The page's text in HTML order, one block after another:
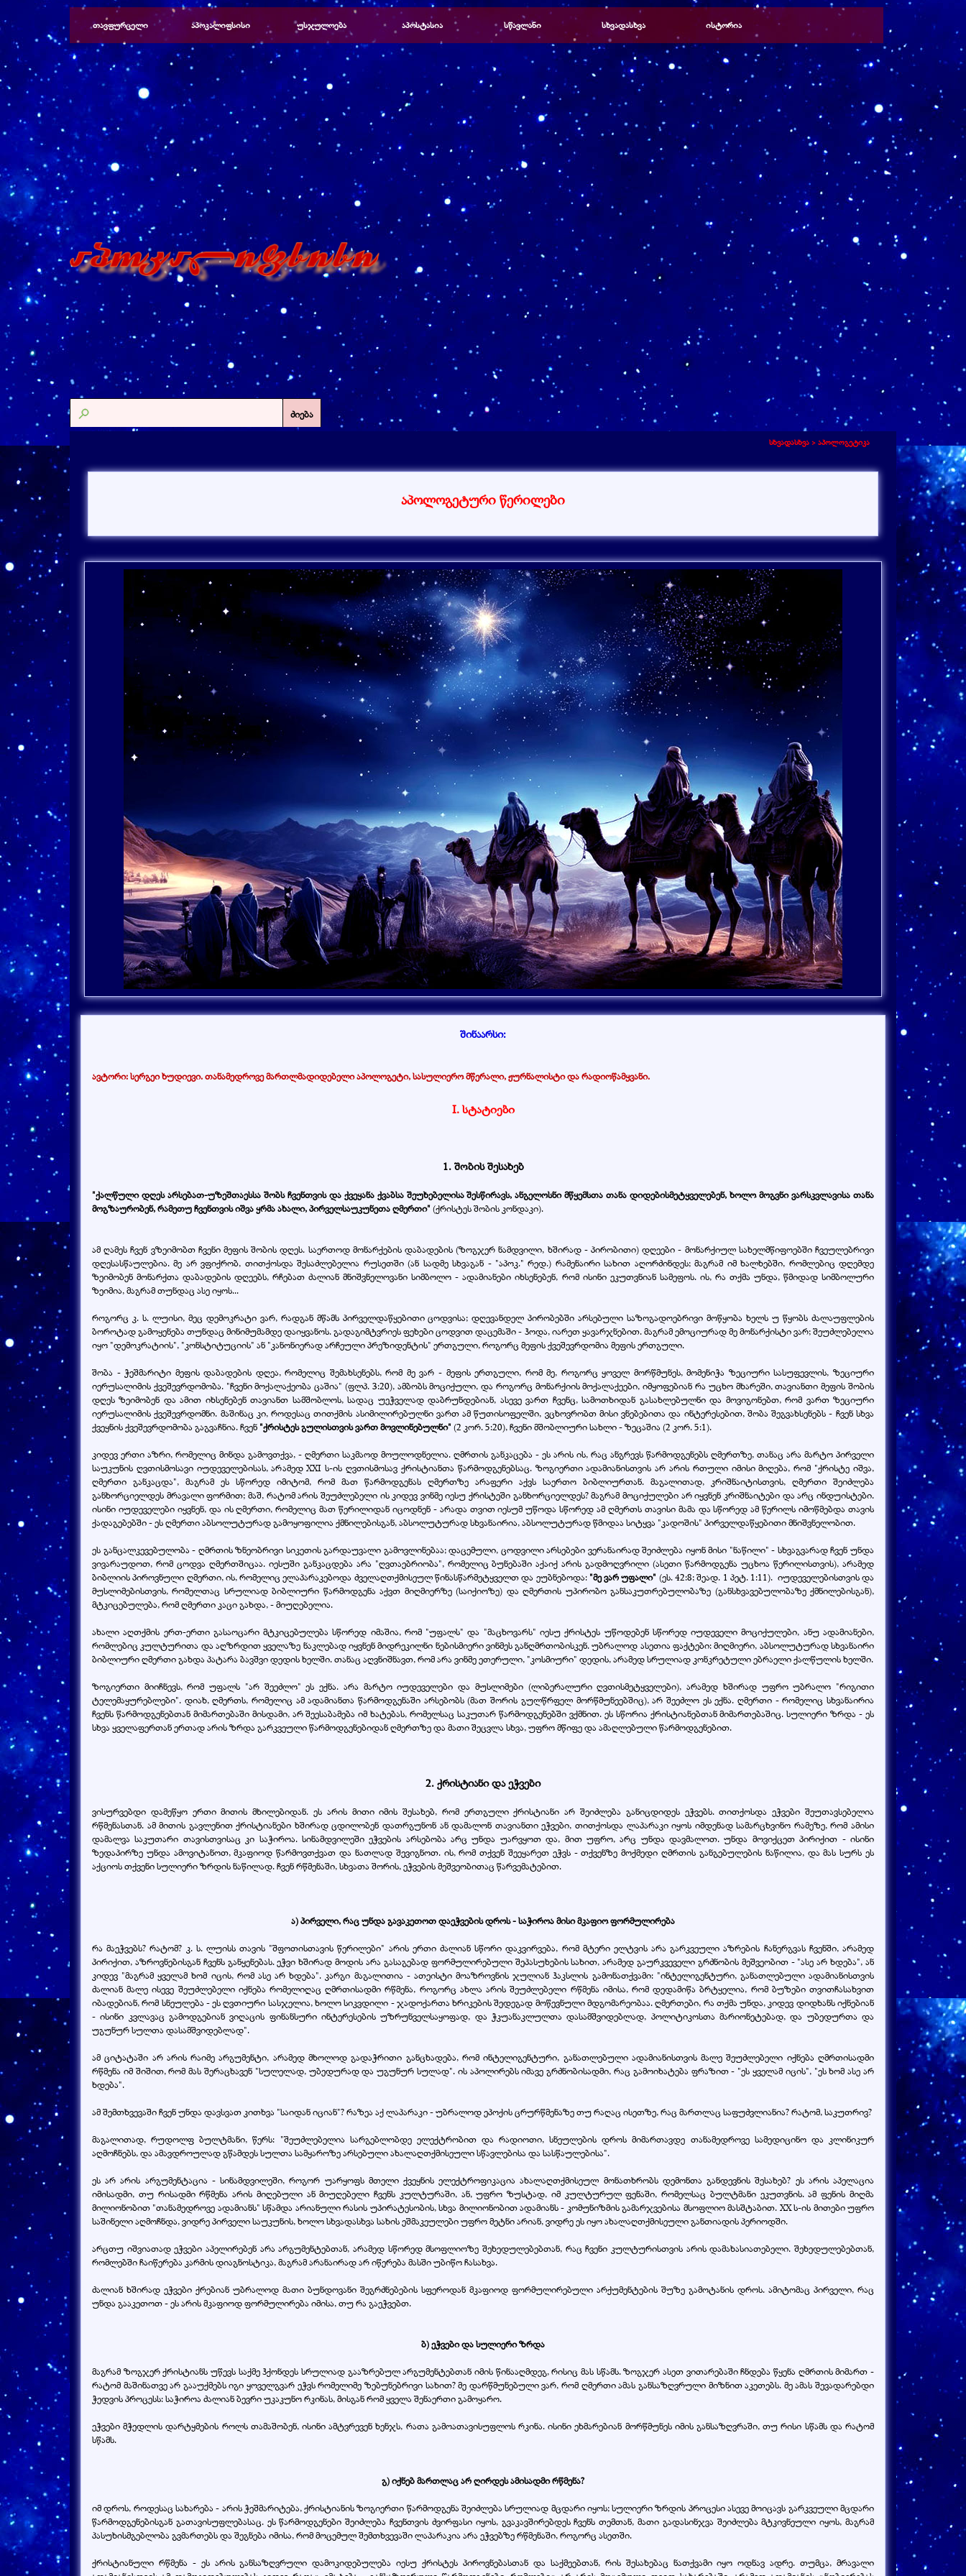
Перейти к контенту
Пропустить меню
თავფურცელი აპოკალიფსისი ▼
უსჯულოება ▼
აპოსტასია ▼
სწავლანი ▼
სხვადასხვა ▼
ისტორია ▼
ძიება
სხვადასხვა > აპოლოგეტიკა
აპოლოგეტური წერილები
შინაარსი:
ავტორი: სერგეი ხუდიევი. თანამედროვე მართლმადიდებელი აპოლოგეტი, სასულიერო მწერალი, ჟურნალისტი და რადიოწამყვანი.
I.სტატიები
1. შობის შესახებ
"ქალწული დღეს არსებათ-უზეშთაესსა შობს ჩვენთვის და ქვეყანა ქვაბსა შეუხებელისა შესწირავს, ანგელოსნი მწყემსთა თანა დიდებისმეტყველებენ, ხოლო მოგვნი ვარსკვლავისა თანა
მოგზაურობენ, რამეთუ ჩვენთვის იშვა ყრმა ახალი, პირველსაუკუნეთა ღმერთი" (ქრისტეს შობის კონდაკი).
ამ ღამეს ჩვენ ვზეიმობთ ჩვენი მეფის შობის დღეს. საერთოდ მონარქების დაბადების (ზოგჯერ ნამდვილი, ხშირად - პირობითი) დღეები - მონარქიულ სახელმწიფოებში ჩვეულებრივი
დღესასწაულებია. მე არ ვფიქრობ, თითქოსდა შესაძლებელია რუსეთში (ან სადმე სხვაგან - "აპოკ." რედ.) რამენაირი სახით აღორძინდეს; მაგრამ იმ ხალხებში, რომლებიც დღემდე
ზეიმობენ მონარქთა დაბადების დღეებს, რჩებათ ძალიან მნიშვნელოვანი სიმბოლო - ადამიანები იხსენებენ, რომ ისინი ეკუთვნიან სამეფოს. ის, რა თქმა უნდა, წმიდად სიმბოლური
ზეიმია, მაგრამ თუნდაც ასე იყოს...
როგორც კ. ს. ლუისი, მეც დემოკრატი ვარ, რადგან მწამს პირველდაწყებითი ცოდვისა; დღევანდელ პირობებში არსებული საზოგადოებრივი მოწყობა ხელს უ წყობს ძალაუფლების
ბოროტად გამოყენება თუნდაც მინიმუმამდე დაიყვანოს. გადაგიმტვრიეს ფეხები ცოდვით დაცემაში - ჰოდა, იარეთ ყავარჯნებით. მაგრამ ემოციურად მე მონარქისტი ვარ; შეუძლებელია
იყო "დემოკრატიის", "კონსტიტუციის" ან "კანონიერად არჩეული პრეზიდენტის" ერთგული, როგორც მეფის ქვეშევრდომია მეფის ერთგული.
შობა - ჭეშმარიტი მეფის დაბადების დღეა, რომელიც შემახსენებს, რომ მე ვარ - მეფის ერთგული, რომ მე, როგორც ყოველ მორწმუნეს, მომენიჭა ზეციური სასუფევლის, ზეციური
იერუსალიმის ქვეშევრდომობა. "ჩვენი მოქალაქეობა ცაშია" (ფლპ. 3:20), ამბობს მოციქული, და როგორც მონარქიის მოქალაქეები, იმყოფებიან რა უცხო მხარეში, თავიანთი მეფის შობის
დღეს ზეიმობენ და ამით იხსენებენ თავიანთ სამშობლოს, სადაც უეჭველად დაბრუნდებიან, ასევე ვართ ჩვენც, სამოთხიდან გასახლებულნი და მოვიგონებთ, რომ ვართ ზეციური
იერუსალიმის ქვეშევრდომნი. მაშინაც კი, როდესაც თითქმის ასიმილირებულნი ვართ ამ წუთისოფელში, ვცხოვრობთ მისი ვნებებითა და ინტერესებით, შობა შეგვახსენებს - ჩვენ სხვა
ქვეყნის ქვეშევრდომობა გაგვაჩნია. ჩვენ "ქრისტეს გულისთვის ვართ მოვლინებულნი" (2 კორ. 5:20), ჩვენი მშობლიური სახლი - ზეცაშია (2 კორ. 5:1).
კიდევ ერთი აზრი, რომელიც მინდა გამოვთქვა, - ღმერთი საკმაოდ მოულოდნელია. ღმრთის განკაცება - ეს არის ის, რაც ანგრევს წარმოდგენებს ღმერთზე, თანაც არა მარტო პირველი
საუკუნის ღვთისმოსავი იუდეველებისას, არამედ XXI ს-ის ღვთისმოსავ ქრისტიანთა წარმოდგენებსაც. ზოგიერთი ადამიანისთვის არ არის რთული იმისი მიღება, რომ "ქრისტე იშვა,
ღმერთი განკაცდა", მაგრამ ეს სწორედ იმიტომ, რომ მათ წარმოდგენას ღმერთზე არაფერი აქვს საერთო ბიბლიურთან. მაგალითად, კრიშნაიტისთვის, ღმერთი შეიძლება
განხორციელდეს მრავალი ფორმით; მაშ, რატომ არის შეუძლებელი ის კიდევ ვინმე იესუ ქრისტეში განხორციელდეს? მაგრამ მოციქულები არ იყვნენ კრიშნაიტები და არც ინდუისტები.
ისინი იუდეველები იყვნენ, და ის ღმერთი, რომელიც მათ წერილიდან იცოდნენ - არადა თვით იესუმ უწოდა სწორედ ამ ღმერთს თავისი მამა და სწორედ ამ წერილს იმოწმებდა თავის
ქადაგებებში - ეს ღმერთი აბსოლუტურად გამოყოფილია ქმნილებისგან, აბსოლუტურად სხვანაირია, აბსოლუტურად წმიდაა სიტყვა "კადოშის" პირველდაწყებითი მნიშვნელობით.
ეს განცალკევებულობა - ღმრთის ზნეობრივი სიკეთის გარდაუვალი გამოვლინებაა; დაცემული, ცოდვილი არსებები ვერანაირად შეიძლება იყონ მისი "ნაწილი" - სხვაგვარად ჩვენ უნდა
ვივარაუდოთ, რომ ცოდვა ღმერთშიცაა. იესუში განკაცდება არა "ღვთაებრიობა", რომელიც ბუნებაში აქაიქ არის გადმოღვრილი (ასეთი წარმოდგენა უცხოა წერილისთვის), არამედ
ბიბლიის პიროვნული ღმერთი, ის, რომელიც ელაპარაკებოდა ძველაღთქმისეულ წინასწარმეტყველთ და ეუბნებოდა: "მე ვარ უფალი" (ეს. 42:8; შეად. 1 პეტ. 1:11). იუდეველებისთვის და
მუსლიმებისთვის, რომელთაც სრულიად ბიბლიური წარმოდგენა აქვთ მიღმიერზე (საიქიოზე) და ღმერთის უპირობო განსაკუთრებულობაზე (განსხვავებულობაზე ქმნილებისგან),
მტკიცებულება, რომ ღმერთი კაცი გახდა, - მიუღებელია.
ახალი აღთქმის ერთ-ერთი გასაოცარი მტკიცებულება სწორედ იმაშია, რომ "უფალს" და "მაცხოვარს" იესუ ქრისტეს უწოდებენ სწორედ იუდეველი მოციქულები, ანუ ადამიანები,
რომლებიც კულტურითა და აღზრდით ყველაზე ნაკლებად იყვნენ მიდრეკილნი ნებისმიერი ვინმეს განღმრთობისკენ. უბრალოდ ასეთია ფაქტები: მიღმიერი, აბსოლუტურად სხვანაირი
ბიბლიური ღმერთი გახდა პატარა ბავშვი დედის ხელში. თანაც აღვნიშნავთ, რომ არა ვინმე ეთერული, "კოსმიური" დედის, არამედ სრულიად კონკრეტული ებრაელი ქალწულის ხელში.
ზოგიერთი მიიჩნევს, რომ უფალს "არ შეეძლო" ეს ექნა. არა მარტო იუდეველები და მუსლიმები (ლიბერალური ღვთისმეტყველები), არამედ ხშირად უფრო უბრალო "რიგითი
ტელემაყურებლები". დიახ, ღმერთს, რომელიც ამ ადამიანთა წარმოდგენაში არსებობს (მათ შორის გულწრფელ მორწმუნეებშიც), არ შეეძლო ეს ექნა. ღმერთი - რომელიც სხვანაირია
ჩვენს წარმოდგენებთან მიმართებაში მისდამი, არ შეესაბამება იმ ხატებას, რომელსაც საკუთარ წარმოდგენებში ვქმნით. ეს სწორია ქრისტიანებთან მიმართებაშიც. სულიერი ზრდა - ეს
სხვა ყველაფერთან ერთად არის ზრდა გარკვეული წარმოდგენებიდან ღმერთზე და მათი შეცვლა სხვა, უფრო მწიფე და ამაღლებული წარმოდგენებით.
2. ქრისტიანი და ეჭვები
ვისურვებდი დამეწყო ერთი მითის მხილებიდან. ეს არის მითი იმის შესახებ, რომ ერთგული ქრისტიანი არ შეიძლება განიცდიდეს ეჭვებს. თითქოსდა ეჭვები შეუთავსებელია
რწმენასთან. ამ მითის გავლენით ქრისტიანები ხშირად ცდილობენ დათრგუნონ ან დამალონ თავიანთი ეჭვები, თითქოსდა ლაპარაკი იყოს იმდენად სამარცხვინო რამეზე, რომ ამისი
დამალვა საკუთარი თავისთვისაც კი საჭიროა. სინამდვილეში ეჭვების არსებობა არც უნდა უარვყოთ და, მით უფრო, არც უნდა დავმალოთ. უნდა მოვიქცეთ პირიქით - ისინი
ზედაპირზე უნდა ამოვიტანოთ, მკაფიოდ წარმოვთქვათ და ნათლად შევიგნოთ. ის, რომ თქვენ შეეყარეთ ეჭვს - თქვენზე მოქმედი ღმრთის განგებულების ნაწილია, და მას სურს ეს
აქციოს თქვენი სულიერი ზრდის ნაწილად. ჩვენ რწმენაში, სხვათა შორის, ეჭვების მეშვეობითაც წარვემატებით.
ა) პირველი, რაც უნდა გავაკეთოთ დაეჭვების დროს - საჭიროა მისი მკაფიო ფორმულირება
რა მაეჭვებს? რატომ? კ. ს. ლუისს თავის "შფოთისთავის წერილები" არის ერთი ძალიან სწორი დაკვირვება, რომ მტერი ელტვის არა გარკვეული აზრების ჩანერგვას ჩვენში, არამედ
პირიქით, აზროვნებისგან ჩვენს განყენებას. ეჭვი ხშირად მოდის არა გასაგებად ფორმულირებული შეპასუხების სახით, არამედ გაურკვეველი გრძნობის მეშვეობით - "ასე არ ხდება", ან
კიდევ "მაგრამ ყველამ ხომ იცის, რომ ასე არ ხდება". კარგი მაგალითია - ათეისტი მოაზროვნის ჯულიან ჰაკსლის გამონათქვამი: "ინტელიგენტური, განათლებული ადამიანისთვის
ძალიან მალე ისევე შეუძლებელი იქნება რომელიღაც ღმრთისადმი რწმენა, როგორც ახლა არის შეუძლებელი რწმენა იმისა, რომ დედამიწა ბრტყელია, რომ ბუზები თვითჩასახვით
იბადებიან, რომ სნეულება - ეს ღვთიური სასჯელია, ხოლო სიკვდილი - ჯადოქართა ხრიკების შედეგად მოწევნული მდგომარეობაა. ღმერთები, რა თქმა უნდა, კიდევ დიდხანს იქნებიან
- ისინი კვლავაც გამოდგებიან ვიღაცის ფინანსური ინტერესების უზრუნველსაყოფად, და ჭკუანაკლულთა დასამშვიდებლად, პოლიტიკოსთა მარიონეტებად, და უბედურთა და
უგუნურ სულთა დასამშვიდებლად".
ამ ციტატაში არ არის რაიმე არგუმენტი, არამედ მხოლოდ გადაჭრითი განცხადება, რომ ინტელიგენტური, განათლებული ადამიანისთვის მალე შეუძლებელი იქნება ღმრთისადმი
რწმენა იმ შიშით, რომ მას შერაცხავენ "სულელად, უბედურად და უგუნურ სულად". ის აპოლირებს იმავე გრძნობისადმი, რაც გამოიხატება ფრაზით - "ეს ყველამ იცის", "ეს ხომ ასე არ
ხდება".
ამ შემთხვევაში ჩვენ უნდა დავსვათ კითხვა "საიდან იციან"? რაზეა აქ ლაპარაკი - უბრალოდ ეპოქის ცრურწმენაზე თუ რაღაც ისეთზე, რაც მართლაც საფუძვლიანია? რატომ, საკუთრივ?
მაგალითად, რუდოლფ ბულტმანი, წერს: "შეუძლებელია სარგებლობდე ელექტრობით და რადიოთი, სნეულების დროს მიმართავდე თანამედროვე სამედიცინო და კლინიკურ
აღმოჩნებს, და ამავდროულად გწამდეს სულთა სამყაროზე არსებული ახალაღთქმისეული სწავლებისა და სასწაულებისა".
ეს არ არის არგუმენტაცია - სინამდვილეში, როგორ უარყოფს მთელი ქვეყნის ელექტროფიკაცია ახალაღთქმისეულ მონათხრობს დემონთა განდევნის შესახებ? ეს არის აპელაცია
იმისადმი, თუ რისადმი რწმენა არის მიღებული ან მიუღებელი ჩვენს კულტურაში, ან, უფრო ზუსტად, იმ კულტურულ ფენაში, რომელსაც ბულტმანი ეკუთვნის. ამ ფენის მიღმა
მილიონობით "თანამედროვე ადამიანს" სწამდა არიანული რასის უპირატესობის, სხვა მილიონობით ადამიანს - კომუნიზმის გამარჯვებისა მსოფლიო მასშტაბით. XX ს-ის მითები უფრო
საშინელი აღმოჩნდა, ვიდრე პირველი საუკუნის, ხოლო სხვადასხვა სახის ეშმაკეულები უფრო მეტნი არიან, ვიდრე ეს იყო ახალაღთქმისეული განთიადის პერიოდში.
არცთუ იშვიათად ეჭვები აპელირებენ არა არგუმენტებთან, არამედ სწორედ მსოფლიოზე შეხედულებებთან, რაც ჩვენი კულტურისთვის არის დამახასიათებელი. შეხედულებებთან,
რომლებში ჩაიწერება კარმის დიაგნოსტიკა, მაგრამ არანაირად არ იწერება მასში უბიწო ჩასახვა.
ძალიან ხშირად ეჭვები ქრებიან უბრალოდ მათი ბუნდოვანი შეგრძნებების სფეროდან მკაფიოდ ფორმულირებული არქუმენტების შუზე გამოტანის დროს. ამიტომაც პირველი, რაც
უნდა გააკეთოთ - ეს არის მკაფიოდ ფორმულირება იმისა, თუ რა გაეჭვებთ.
ბ) ეჭვები და სულიერი ზრდა
მაგრამ ზოგჯერ ქრისტიანს უწევს საქმე ჰქონდეს სრულიად გააზრებულ არგუმენტებთან იმის წინააღმდეგ, რისიც მას სწამს. ზოგჯერ ასეთ ვითარებაში ჩნდება წყენა ღმრთის მიმართ -
რატომ მაშინათვე არ გააუქმებს იგი ყოველგვარ ეჭვს რომელიმე ზებუნებრივი სახით? მე დარწმუნებული ვარ, რომ ღმერთი ამას განსაზღვრული მიზნით აკეთებს. მე ამას შევადარებდი
ჭედვის პროცესს: საჭიროა ძალიან ბევრი უკაკუნო რკინას, მისგან რომ ყველა შენაერთი გამოყარო.
ეჭვები მჭედლის დარტყმების როლს თამაშობენ, ისინი ამტვრევენ ხენჯს, რათა გამოათავისუფლოს რკინა. ისინი ეხმარებიან მორწმუნეს იმის განსაზღვრაში, თუ რისი სწამს და რატომ
სწამს.
გ) იქნებ მართლაც არ ღირდეს ამისადმი რწმენა?
იმ დროს, როდესაც სახარება - არის ჭეშმარიტება, ქრისტიანის ზოგიერთი წარმოდგენა შეიძლება სრულიად მცდარი იყოს; სულიერი ზრდის პროცესი ასევე მოიცავს გარკვეული მცდარი
წარმოდგენებისგან გათავისუფლებასაც. ეს წარმოდგენები შეიძლება ჩვენთვის ძვირფასი იყოს, გვაკავშირებდეს ჩვენს თემთან, მათი გადასინჯვა შეიძლება მტკივნეული იყოს, მაგრამ
პასუხისმგებლობა გვმართებს და შეგნება იმისა, რომ მოცემულ შემთხვევაში ლაპარაკია არა ეჭვებზე რწმენაში, როგორც ასეთში.
ქრისტიანული რწმენა - ეს არის განსაზღვრული დამოკიდებულება იესუ ქრისტეს პიროვნებასთან და საქმეებთან, რის შესახებაც ნათქვამი იყო ოდნავ ადრე. თუმცა, მრავალი